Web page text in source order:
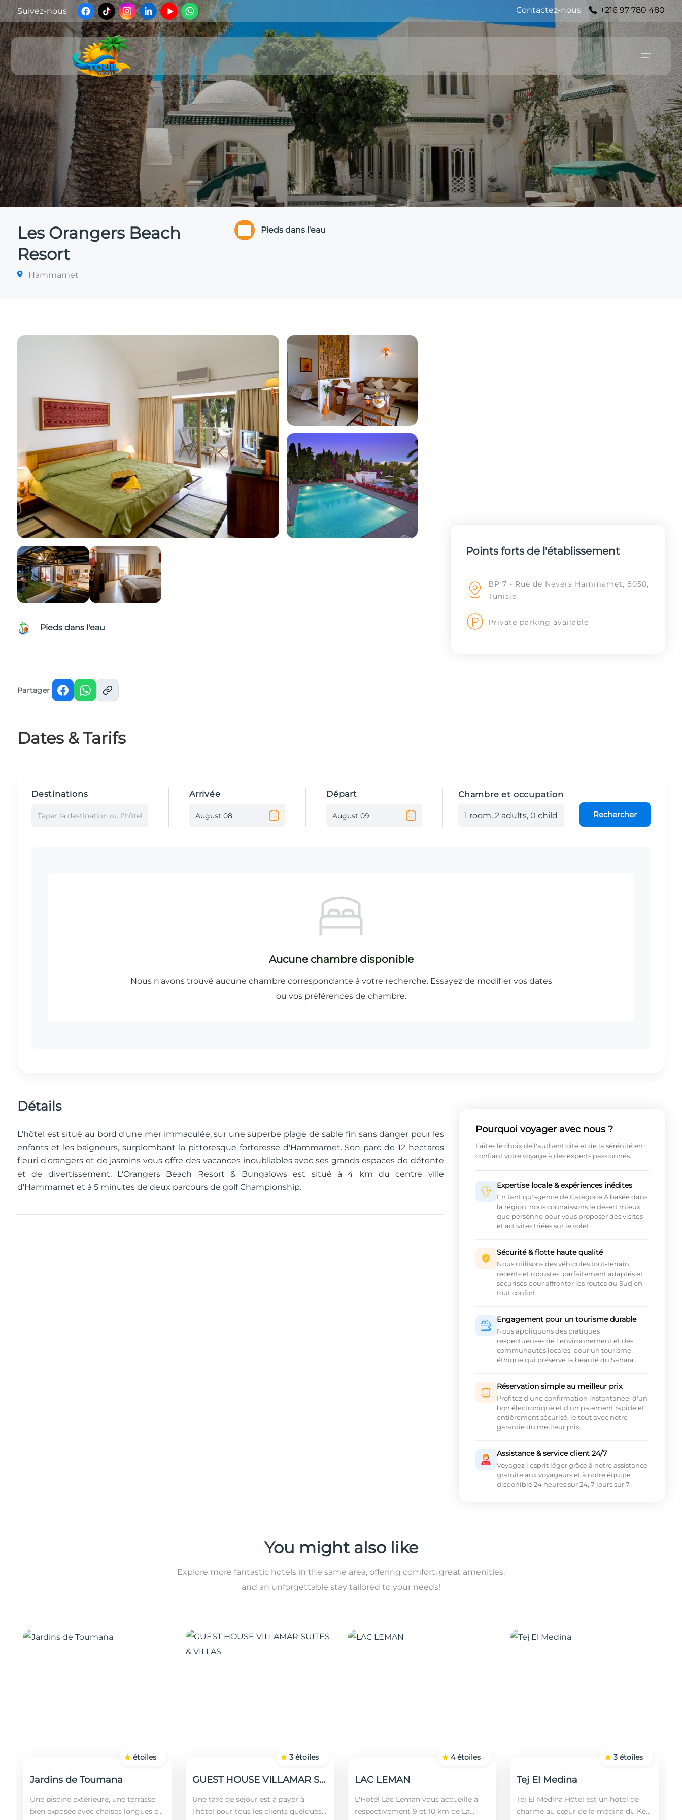
Suivez-nous Contactez-nous +216 97 780 480
Les Orangers Beach
Resort
Hammamet
Pieds dans l'eau
Pieds dans l'eau
Points forts de l'établissement
BP 7 - Rue de Nevers Hammamet, 8050,
Tunisie
Private parking available
Partager
Dates & Tarifs
Destinations
Taper la destination ou l'hôtel
Arrivée Départ Chambre et occupation
1 room, 2 adults, 0 child Rechercher
Détails
L'hôtel est situé au bord d'une mer immaculée, sur une superbe plage de sable fin sans danger pour les
enfants et les baigneurs, surplombant la pittoresque forteresse d'Hammamet. Son parc de 12 hectares
fleuri d'orangers et de jasmins vous offre des vacances inoubliables avec ses grands espaces de détente
et de divertissement. L'Orangers Beach Resort & Bungalows est situé à 4 km du centre ville
d'Hammamet et à 5 minutes de deux parcours de golf Championship.
Pourquoi voyager avec nous ?
Faites le choix de l'authenticité et de la sérénité en
confiant votre voyage à des experts passionnés.
Expertise locale & expériences inédites
En tant qu'agence de Catégorie A basée dans
la région, nous connaissons le désert mieux
que personne pour vous proposer des visites
et activités triées sur le volet.
Sécurité & flotte haute qualité
Nous utilisons des véhicules tout-terrain
récents et robustes, parfaitement adaptés et
sécurisés pour affronter les routes du Sud en
tout confort.
Engagement pour un tourisme durable
Nous appliquons des pratiques
respectueuses de l'environnement et des
communautés locales, pour un tourisme
éthique qui préserve la beauté du Sahara.
Réservation simple au meilleur prix
Profitez d'une confirmation instantanée, d'un
bon électronique et d'un paiement rapide et
entièrement sécurisé, le tout avec notre
garantie du meilleur prix.
Assistance & service client 24/7
Voyagez l'esprit léger grâce à notre assistance
gratuite aux voyageurs et à notre équipe
disponible 24 heures sur 24, 7 jours sur 7.
You might also like
Explore more fantastic hotels in the same area, offering comfort, great amenities,
and an unforgettable stay tailored to your needs!
Jardins de Toumana
Une piscine extérieure, une terrasse
bien exposée avec chaises longues et
étoiles
GUEST HOUSE VILLAMAR SUITES & VILLAS
Une taxe de séjour est à payer à
l'hôtel pour tous les clients quelques
3 étoiles
LAC LEMAN
L'Hotel Lac Leman vous accueille à
respectivement 9 et 10 km de La
4 étoiles
Tej El Medina
Tej El Medina Hôtel est un hôtel de
charme au cœur de la médina du Kef,
3 étoiles